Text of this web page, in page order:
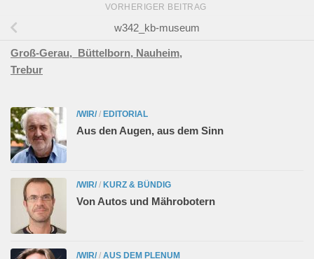
VORHERIGER BEITRAG
w342_kb-museum
Groß-Gerau, Büttelborn, Nauheim,
Trebur
/WIR/ / EDITORIAL
Aus den Augen, aus dem Sinn
/WIR/ / KURZ & BÜNDIG
Von Autos und Mährobotern
/WIR/ / AUS DEM PLENUM